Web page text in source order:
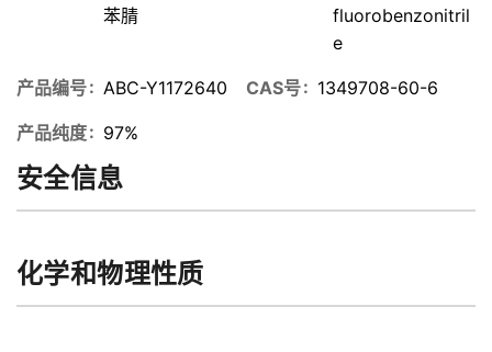
苯腈
fluorobenzonitril
e
产品编号 ABC-Y1172640 CAS号 1349708-60-6
产品纯度 97%
安全信息
化学和物理性质